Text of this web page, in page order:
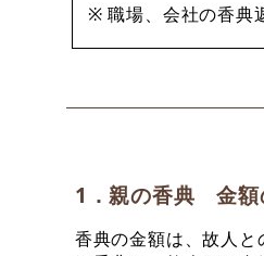
※ 職場、会社の香典
1．親の香典 金額
香典の金額は、故人